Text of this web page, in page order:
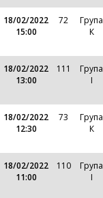
18/02/2022
15:00
72
Група
К
18/02/2022
13:00
111
Група
І
18/02/2022
12:30
73
Група
К
18/02/2022
11:00
110
Група
І